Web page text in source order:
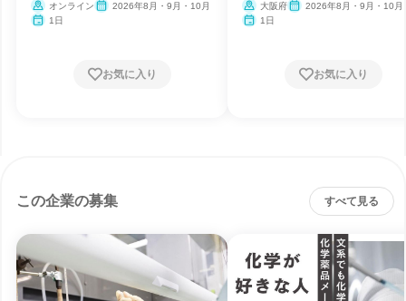
オンライン
2026年8月・9月・10月
1日
お気に入り
大阪府
2026年8月・9月・10月
1日
お気に入り
この企業の募集 すべて見る